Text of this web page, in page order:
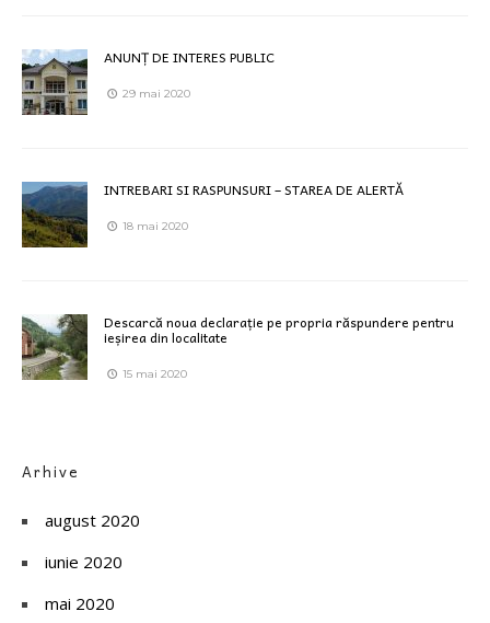
ANUNȚ DE INTERES PUBLIC
29 mai 2020
INTREBARI SI RASPUNSURI – STAREA DE ALERTĂ
18 mai 2020
Descarcă noua declarație pe propria răspundere pentru
ieșirea din localitate
15 mai 2020
Arhive
august 2020
iunie 2020
mai 2020